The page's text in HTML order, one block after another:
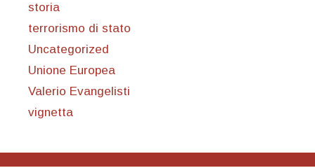
storia
terrorismo di stato
Uncategorized
Unione Europea
Valerio Evangelisti
vignetta